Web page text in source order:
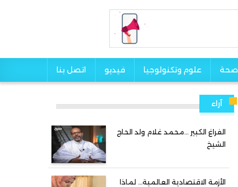
صحة علوم وتكنولوجيا فيديو اتصل بنا
آراء
الفراغ الكبير …محمد غلام ولد الحاج
الشيخ
الأزمة الاقتصادية العالمية… لماذا